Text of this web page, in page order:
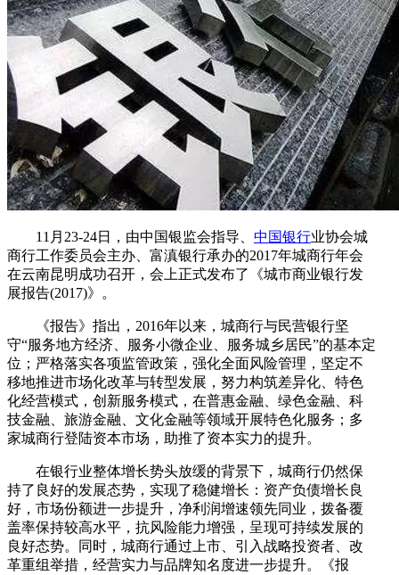
11月23-24日，由中国银监会指导、 中国银行业协会城
商行工作委员会主办、富滇银行承办的2017年城商行年会
在云南昆明成功召开，会上正式发布了《城市商业银行发
展报告(2017)》。
《报告》指出，2016年以来，城商行与民营银行坚
守“服务地方经济、服务小微企业、服务城乡居民”的基本定
位；严格落实各项监管政策，强化全面风险管理，坚定不
移地推进市场化改革与转型发展，努力构筑差异化、特色
化经营模式，创新服务模式，在普惠金融、绿色金融、科
技金融、旅游金融、文化金融等领域开展特色化服务；多
家城商行登陆资本市场，助推了资本实力的提升。
在银行业整体增长势头放缓的背景下，城商行仍然保
持了良好的发展态势，实现了稳健增长：资产负债增长良
好，市场份额进一步提升，净利润增速领先同业，拨备覆
盖率保持较高水平，抗风险能力增强，呈现可持续发展的
良好态势。同时，城商行通过上市、引入战略投资者、改
革重组举措，经营实力与品牌知名度进一步提升。《报